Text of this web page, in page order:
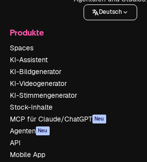
Deutsch
Produkte
Spaces
KI-Assistent
KI-Bildgenerator
KI-Videogenerator
KI-Stimmengenerator
Stock-Inhalte
MCP für Claude/ChatGPT Neu
Agenten Neu
API
Mobile App